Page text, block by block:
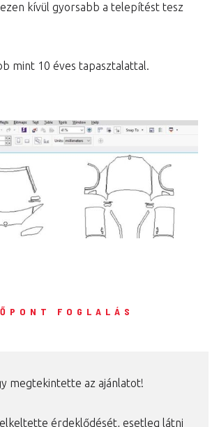
ezen kívül gyorsabb a telepítést tesz
mint 10 éves tapasztalattal.
FOGLALÁS
megtekintette az ajánlatot!
érdeklődését, esetleg látni